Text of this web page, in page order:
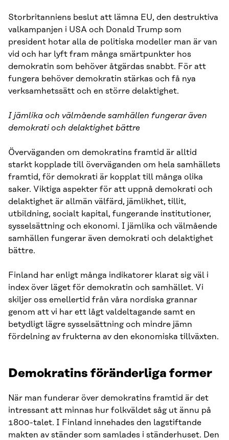
Storbritanniens beslut att lämna EU, den destruktiva
valkampanjen i USA och Donald Trump som
president hotar alla de politiska modeller man är van
vid och har lyft fram många smärtpunkter hos
demokratin som behöver åtgärdas snabbt. För att
fungera behöver demokratin stärkas och få nya
verksamhetssätt och en större delaktighet.
I jämlika och välmående samhällen fungerar även
demokrati och delaktighet bättre
Överväganden om demokratins framtid är alltid
starkt kopplade till överväganden om hela samhällets
framtid, för demokrati är kopplat till många olika
saker. Viktiga aspekter för att uppnå demokrati och
delaktighet är allmän välfärd, jämlikhet, tillit,
utbildning, socialt kapital, fungerande institutioner,
sysselsättning och ekonomi. I jämlika och välmående
samhällen fungerar även demokrati och delaktighet
bättre.
Finland har enligt många indikatorer klarat sig väl i
index över läget för demokratin och samhället. Vi
skiljer oss emellertid från våra nordiska grannar
genom att vi har ett lågt valdeltagande samt en
betydligt lägre sysselsättning och mindre jämn
fördelning av frukterna av den ekonomiska tillväxten.
Demokratins föränderliga former
När man funderar över demokratins framtid är det
intressant att minnas hur folkväldet såg ut ännu på
1800-talet. I Finland innehades den lagstiftande
makten av ständer som samlades i ständerhuset. Den